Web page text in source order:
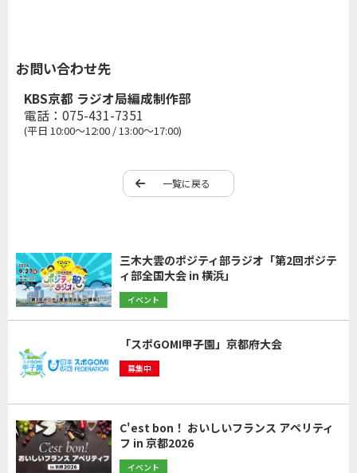
お問い合わせ先
KBS京都 ラジオ局編成制作部
電話：075-431-7351
(平日 10:00～12:00 / 13:00～17:00)
一覧に戻る
三木大雲のポジティ部ラジオ「第2回ポジテ
ィ部全国大会 in 横浜」
イベント
「スポGOMI甲子園」京都府大会
募集中
C'est bon！ おいしいフランス アペリティ
フ in 京都2026
イベント